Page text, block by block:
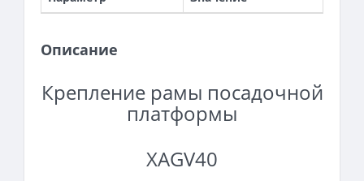
Описание
Крепление рамы посадочной
платформы
XAGV40